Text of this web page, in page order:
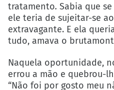
tratamento. Sabia que
ele teria de sujeitar-se
extravagante. E ela
tudo, amava o
Naquela oportunidade,
errou a mão e quebrou-
“Não foi por gosto meu